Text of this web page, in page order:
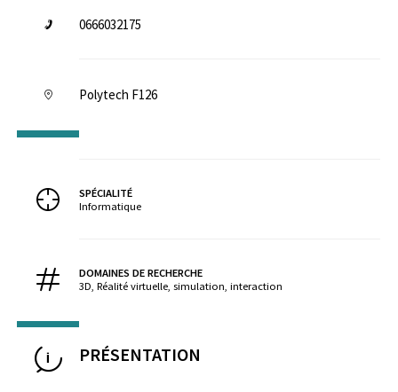
0666032175
Polytech F126
SPÉCIALITÉ
Informatique
DOMAINES DE RECHERCHE
3D, Réalité virtuelle, simulation, interaction
PRÉSENTATION